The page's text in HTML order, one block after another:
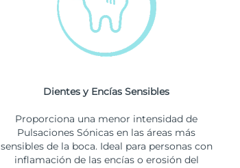
Dientes y Encías Sensibles
Proporciona una menor intensidad de
Pulsaciones Sónicas en las áreas más
sensibles de la boca. Ideal para personas con
inflamación de las encías o erosión del